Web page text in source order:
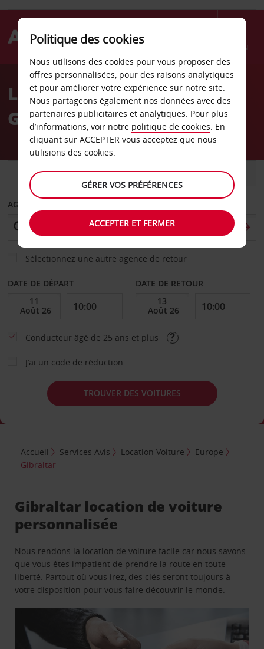
Menu
AvisLocation de voiture
Gibraltar
VOITURE UTILITAIRE
AGENCE DE DÉPART
Sélectionnez une autre agence de retour
DATE DE DÉPART DATE DE RETOUR
Conducteur âgé de 25 ans et plus
J’ai un code de réduction
TROUVER DES VOITURES
Accueil Services Avis Location Voiture
Europe
Gibraltar
Gibraltar location de voiture
personnalisée
Nous rendons la location de voiture facile car nous savons
que vous êtes impatient de prendre la route en toute
liberté. Partout où vous irez, des clés seront toujours à
votre disposition pour vous faire découvrir le monde.
Politique des cookies
Nous utilisons des cookies pour vous proposer des
offres personnalisées, pour des raisons analytiques
et pour améliorer votre expérience sur notre site.
Nous partageons également nos données avec des
partenaires publicitaires et analytiques. Pour plus
d’informations, voir notre politique de cookies. En
cliquant sur ACCEPTER vous acceptez que nous
utilisions des cookies.
GÉRER VOS PRÉFÉRENCES
ACCEPTER ET FERMER